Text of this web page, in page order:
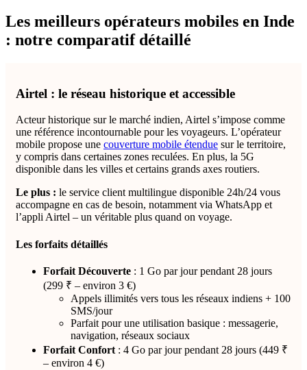
Les meilleurs opérateurs mobiles en Inde
: notre comparatif détaillé
Airtel : le réseau historique et accessible
Acteur historique sur le marché indien, Airtel s’impose comme
une référence incontournable pour les voyageurs. L’opérateur
mobile propose une couverture mobile étendue sur le territoire,
y compris dans certaines zones reculées. En plus, la 5G
disponible dans les villes et certains grands axes routiers.
Le plus : le service client multilingue disponible 24h/24 vous
accompagne en cas de besoin, notamment via WhatsApp et
l’appli Airtel – un véritable plus quand on voyage.
Les forfaits détaillés
Forfait Découverte : 1 Go par jour pendant 28 jours
(299 ₹ – environ 3 €)
Appels illimités vers tous les réseaux indiens + 100
SMS/jour
Parfait pour une utilisation basique : messagerie,
navigation, réseaux sociaux
Forfait Confort : 4 Go par jour pendant 28 jours (449 ₹
– environ 4 €)